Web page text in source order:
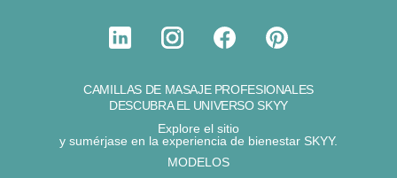
CAMILLAS DE MASAJE PROFESIONALES
DESCUBRA EL UNIVERSO SKYY
Explore el sitio
y sumérjase en la experiencia de bienestar SKYY.
MODELOS